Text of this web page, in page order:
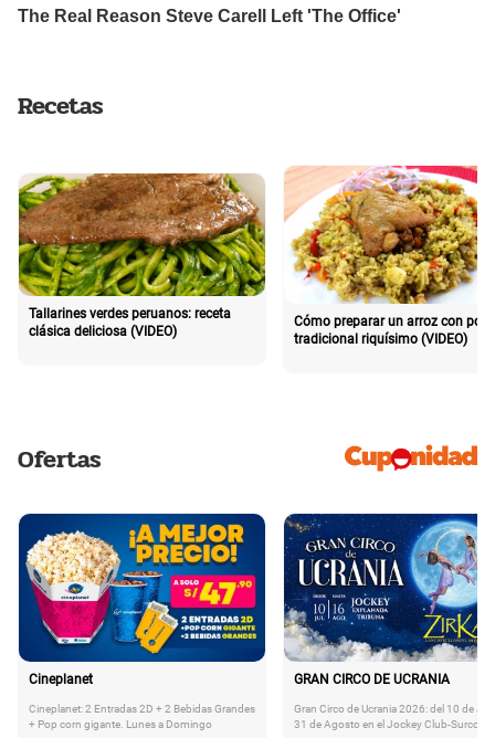
Recetas
Tallarines verdes peruanos: receta
clásica deliciosa (VIDEO)
Cómo preparar un arroz con pollo
tradicional riquísimo (VIDEO)
Ofertas
Cineplanet
Cineplanet: 2 Entradas 2D + 2 Bebidas Grandes
+ Pop corn gigante. Lunes a Domingo
GRAN CIRCO DE UCRANIA
Gran Circo de Ucrania 2026: del 10 de
31 de Agosto en el Jockey Club-Surco